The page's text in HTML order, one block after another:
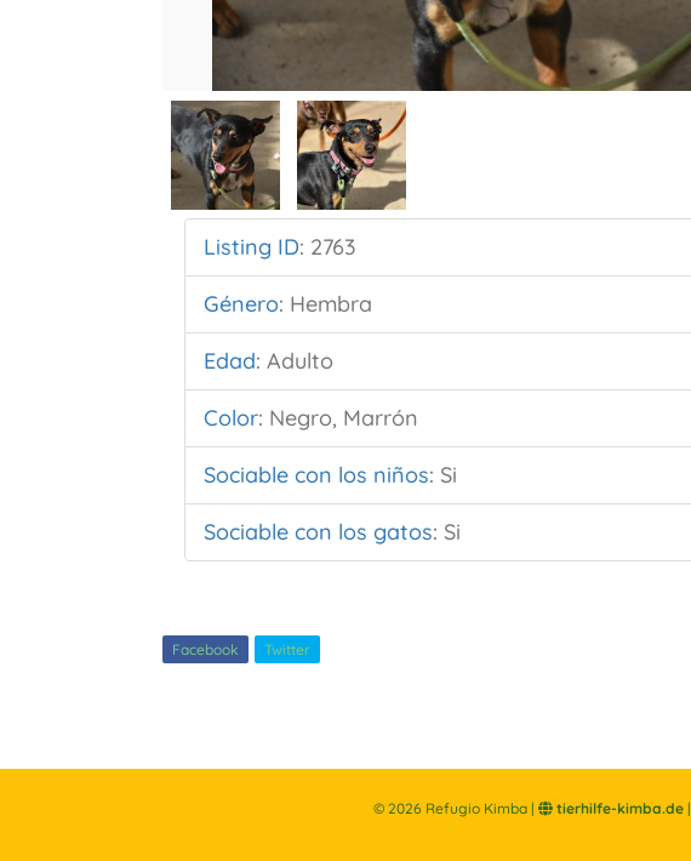
Listing ID: 2763
Género: Hembra
Edad:Adulto
Color: Negro, Marrón
Sociable con los niños: Si
Sociable con los gatos: Si
Facebook Twitter
© 2026 Refugio Kimba | tierhilfe-kimba.de|